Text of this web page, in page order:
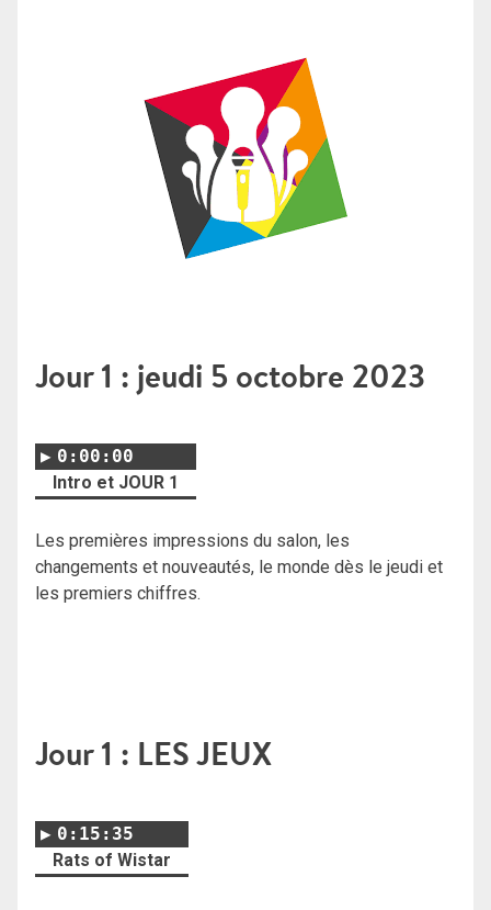
Jour 1 : jeudi 5 octobre 2023
0:00:00
Intro et JOUR 1
Les premières impressions du salon, les
changements et nouveautés, le monde dès le jeudi et
les premiers chiffres.
Jour 1 : LES JEUX
0:15:35
Rats of Wistar